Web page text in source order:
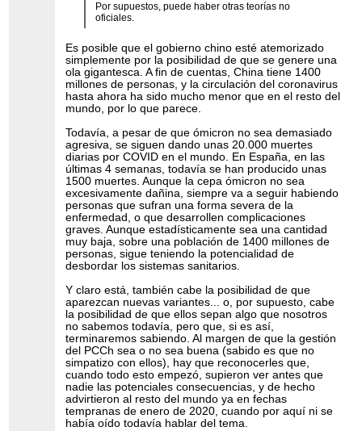
Por supuestos, puede haber otras teorías no
oficiales.
Es posible que el gobierno chino esté atemorizado
simplemente por la posibilidad de que se genere una
ola gigantesca. A fin de cuentas, China tiene 1400
millones de personas, y la circulación del coronavirus
hasta ahora ha sido mucho menor que en el resto del
mundo, por lo que parece.
Todavía, a pesar de que ómicron no sea demasiado
agresiva, se siguen dando unas 20.000 muertes
diarias por COVID en el mundo. En España, en las
últimas 4 semanas, todavía se han producido unas
1500 muertes. Aunque la cepa ómicron no sea
excesivamente dañina, siempre va a seguir habiendo
personas que sufran una forma severa de la
enfermedad, o que desarrollen complicaciones
graves. Aunque estadísticamente sea una cantidad
muy baja, sobre una población de 1400 millones de
personas, sigue teniendo la potencialidad de
desbordar los sistemas sanitarios.
Y claro está, también cabe la posibilidad de que
aparezcan nuevas variantes... o, por supuesto, cabe
la posibilidad de que ellos sepan algo que nosotros
no sabemos todavía, pero que, si es así,
terminaremos sabiendo. Al margen de que la gestión
del PCCh sea o no sea buena (sabido es que no
simpatizo con ellos), hay que reconocerles que,
cuando todo esto empezó, supieron ver antes que
nadie las potenciales consecuencias, y de hecho
advirtieron al resto del mundo ya en fechas
tempranas de enero de 2020, cuando por aquí ni se
había oído todavía hablar del tema.